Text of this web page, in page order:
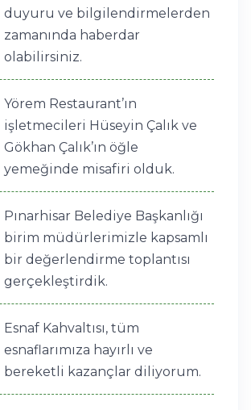
duyuru ve bilgilendirmelerden
zamanında haberdar
olabilirsiniz.
Yörem Restaurant’ın
işletmecileri Hüseyin Çalık ve
Gökhan Çalık’ın öğle
yemeğinde misafiri olduk.
Pınarhisar Belediye Başkanlığı
birim müdürlerimizle kapsamlı
bir değerlendirme toplantısı
gerçekleştirdik.
Esnaf Kahvaltısı, tüm
esnaflarımıza hayırlı ve
bereketli kazançlar diliyorum.